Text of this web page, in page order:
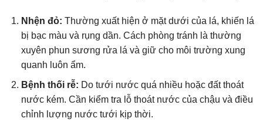
Nhện đỏ: Thường xuất hiện ở mặt dưới của lá, khiến lá
bị bạc màu và rụng dần. Cách phòng tránh là thường
xuyên phun sương rửa lá và giữ cho môi trường xung
quanh luôn ẩm.
Bệnh thối rễ: Do tưới nước quá nhiều hoặc đất thoát
nước kém. Cần kiểm tra lỗ thoát nước của chậu và điều
chỉnh lượng nước tưới kịp thời.